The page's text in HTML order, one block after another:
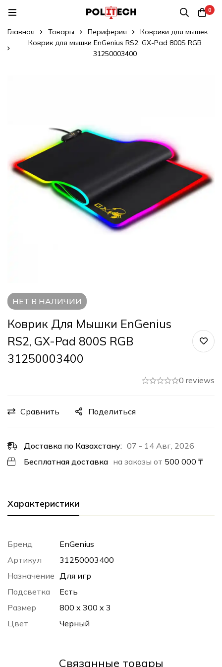
0
Главная Товары Периферия
Коврики для мышек
Коврик для мышки EnGenius RS2, GX-Pad 800S RGB
31250003400
НЕТ В НАЛИЧИИ
Коврик Для Мышки EnGenius
RS2, GX-Pad 800S RGB
31250003400
0 reviews
Сравнить Поделиться
Доставка по Казахстану: 07 - 14 Авг, 2026
Бесплатная доставка на заказы от 500 000 ₸
Характеристики
Бренд
EnGenius
Артикул
31250003400
Назначение Для игр
Подсветка
Есть
Размер
800 x 300 x 3
Цвет
Черный
Cвязанные товары